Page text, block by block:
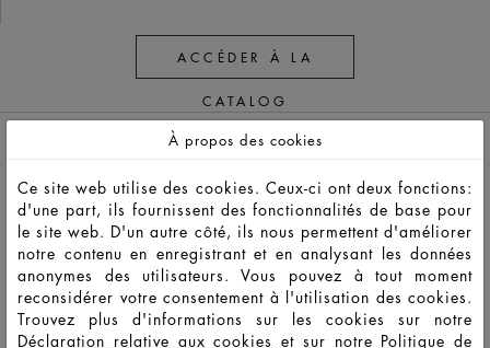
ACCÉDER À LA
CATALOG
F7043 PSO 50 55 120 83,5 43,9 43,9 8,8
F7044 PSO 100 107 212 100,7 54,0 54,0 8,8
À propos des cookies
Ce site web utilise des cookies. Ceux-ci ont deux fonctions:
d'une part, ils fournissent des fonctionnalités de base pour
le site web. D'un autre côté, ils nous permettent d'améliorer
notre contenu en enregistrant et en analysant les données
anonymes des utilisateurs. Vous pouvez à tout moment
reconsidérer votre consentement à l'utilisation des cookies.
Trouvez plus d'informations sur les cookies sur notre
Déclaration relative aux cookies et sur notre Politique de